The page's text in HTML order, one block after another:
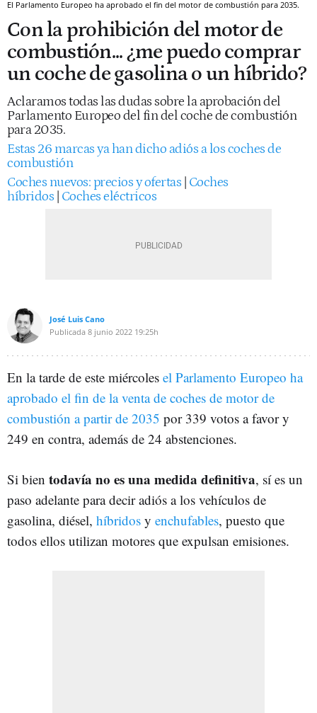
El Parlamento Europeo ha aprobado el fin del motor de combustión para 2035.
Con la prohibición del motor de
combustión... ¿me puedo comprar
un coche de gasolina o un híbrido?
Aclaramos todas las dudas sobre la aprobación del
Parlamento Europeo del fin del coche de combustión
para 2035.
Estas 26 marcas ya han dicho adiós a los coches de
combustión
Coches nuevos: precios y ofertas Coches
híbridos Coches eléctricos
José Luis Cano
Publicada 8 junio 2022 19:25h
En la tarde de este miércoles el Parlamento Europeo ha
aprobado el fin de la venta de coches de motor de
combustión a partir de 2035 por 339 votos a favor y
249 en contra, además de 24 abstenciones.
Si bien todavía no es una medida definitiva, sí es un
paso adelante para decir adiós a los vehículos de
gasolina, diésel, híbridos y enchufables, puesto que
todos ellos utilizan motores que expulsan emisiones.